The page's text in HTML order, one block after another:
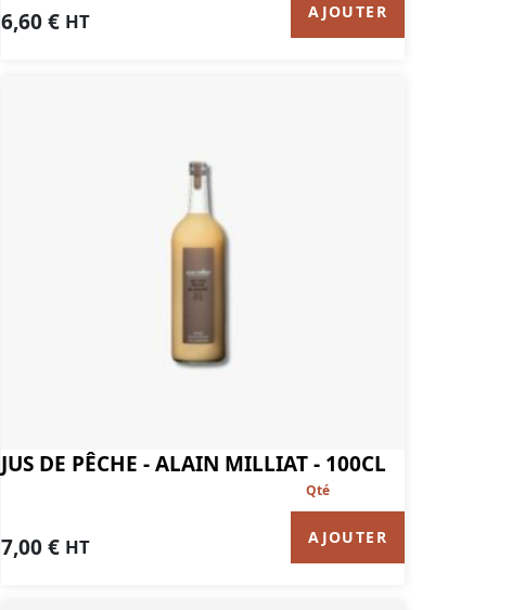
6,60€ HT AJOUTER
JUS DE PÊCHE - ALAIN MILLIAT - 100CL
7,00€ HT AJOUTER